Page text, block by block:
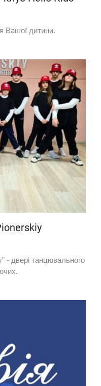
Вашої дитини.
- двері танцювального